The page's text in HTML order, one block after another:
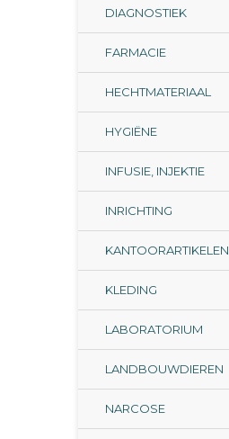
DIAGNOSTIEK
FARMACIE
HECHTMATERIAAL
HYGIËNE
INFUSIE, INJEKTIE
INRICHTING
KANTOORARTIKELEN
KLEDING
LABORATORIUM
LANDBOUWDIEREN
NARCOSE